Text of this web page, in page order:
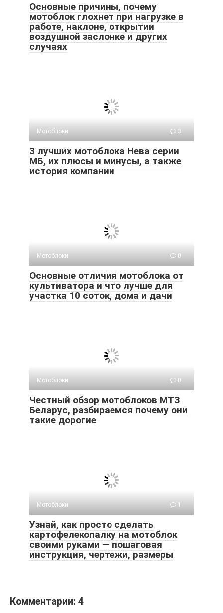
Основные причины, почему
мотоблок глохнет при нагрузке в
работе, наклоне, открытии
воздушной заслонке и других
случаях
Мотоблоки 3
3 лучших мотоблока Нева серии
МБ, их плюсы и минусы, а также
история компании
Мотоблоки 0
Основные отличия мотоблока от
культиватора и что лучше для
участка 10 соток, дома и дачи
Мотоблоки 0
Честный обзор мотоблоков МТЗ
Беларус, разбираемся почему они
такие дорогие
Мотоблоки 1
Узнай, как просто сделать
картофелекопалку на мотоблок
своими руками — пошаговая
инструкция, чертежи, размеры
Комментарии: 4